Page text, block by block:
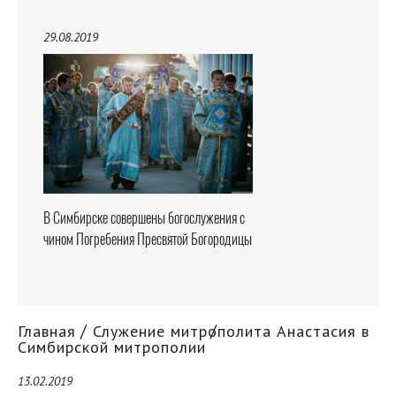
29.08.2019
В Симбирске совершены богослужения с
чином Погребения Пресвятой Богородицы
Главная Служение митрополита Анастасия в
Симбирской митрополии
13.02.2019